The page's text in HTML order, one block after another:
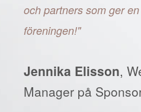
och partners som ger
föreningen!"
Jennika Elisson,
Manager på